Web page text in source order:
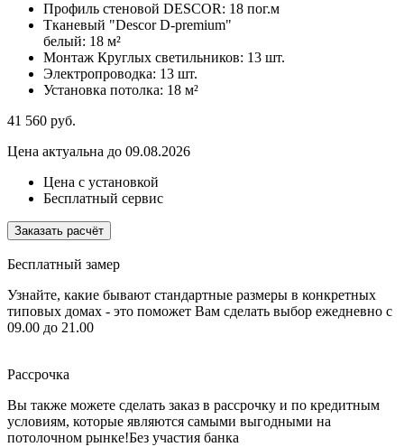
Профиль стеновой DESCOR: 18 пог.м
Тканевый "Descor D-premium"
белый: 18 м²
Монтаж Круглых светильников: 13 шт.
Электропроводка: 13 шт.
Установка потолка: 18 м²
41 560 руб.
Цена актуальна до 09.08.2026
Цена с установкой
Бесплатный сервис
Заказать расчёт
Бесплатный замер
Узнайте, какие бывают стандартные размеры в конкретных
типовых домах - это поможет Вам сделать выбор ежедневно с
09.00 до 21.00
Рассрочка
Вы также можете сделать заказ в рассрочку и по кредитным
условиям, которые являются самыми выгодными на
потолочном рынке!Без участия банка